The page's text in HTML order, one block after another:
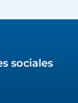
sociales